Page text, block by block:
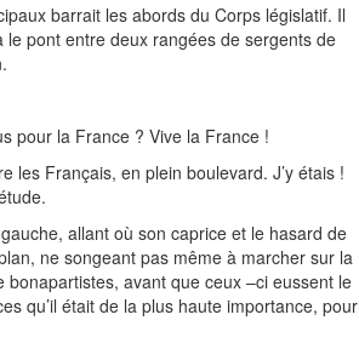
barrait les abords du Corps législatif. Il
pont entre deux rangées de sergents de
pour la France ? Vive la France !
les Français, en plein boulevard. J’y étais !
allant où son caprice et le hasard de
ne songeant pas même à marcher sur la
avant que ceux –ci eussent le
qu’il était de la plus haute importance, pour